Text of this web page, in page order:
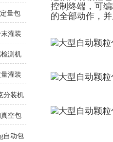
控制终端，可
的全部动作，
量包
灌装
测机
灌装
分装机
空包
自动包